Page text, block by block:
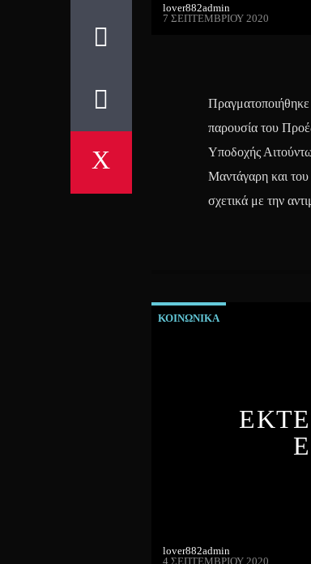
lover882admin
7 ΣΕΠΤΕΜΒΡΊΟΥ 2020
παρουσία του
Υποδοχής
Μαντάγαρη και
σχετικά με την
ΚΟΙΝΩΝΙΚΑ
lover882admin
4 ΣΕΠΤΕΜΒΡΊΟΥ 2020